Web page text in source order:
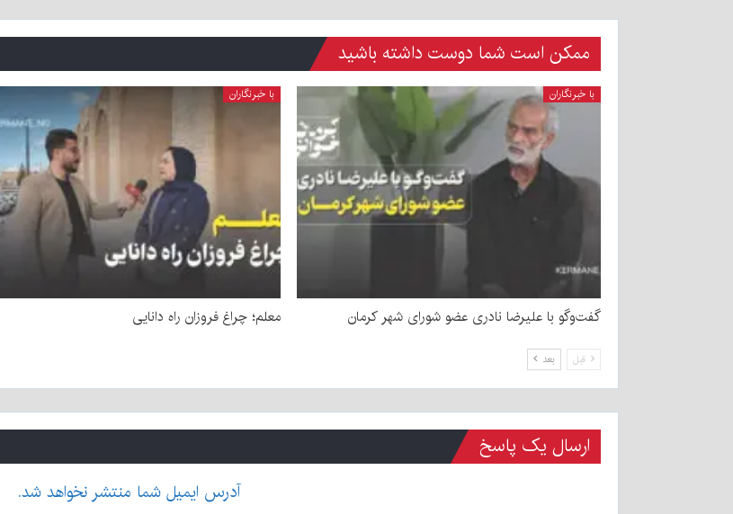
ممکن است شما دوست داشته باشید
با خبرنگاران
گفت‌وگو با علیرضا نادری عضو شورای شهر کرمان
با خبرنگاران
معلم؛ چراغ فروزان راه دانایی
قبل بعد
ارسال یک پاسخ
آدرس ایمیل شما منتشر نخواهد شد.